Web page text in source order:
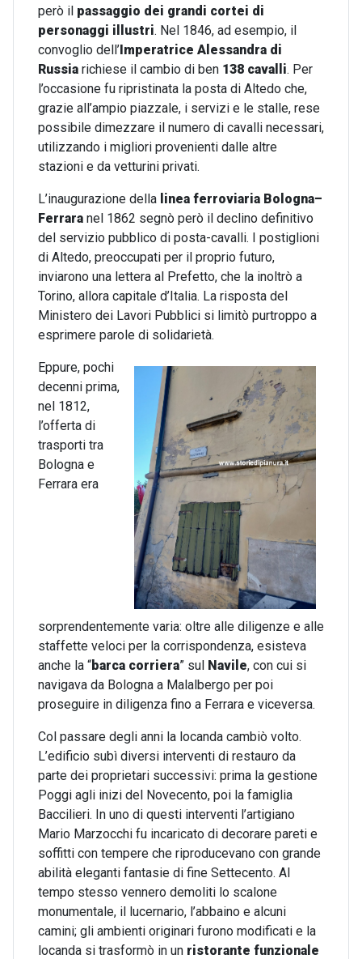
però il passaggio dei grandi cortei di
personaggi illustri. Nel 1846, ad esempio, il
convoglio dell’Imperatrice Alessandra di
Russia richiese il cambio di ben 138 cavalli. Per
l’occasione fu ripristinata la posta di Altedo che,
grazie all’ampio piazzale, i servizi e le stalle, rese
possibile dimezzare il numero di cavalli necessari,
utilizzando i migliori provenienti dalle altre
stazioni e da vetturini privati.
L’inaugurazione della linea ferroviaria Bologna–
Ferrara nel 1862 segnò però il declino definitivo
del servizio pubblico di posta-cavalli. I postiglioni
di Altedo, preoccupati per il proprio futuro,
inviarono una lettera al Prefetto, che la inoltrò a
Torino, allora capitale d’Italia. La risposta del
Ministero dei Lavori Pubblici si limitò purtroppo a
esprimere parole di solidarietà.
Eppure, pochi
decenni prima,
nel 1812,
l’offerta di
trasporti tra
Bologna e
Ferrara era
sorprendentemente varia: oltre alle diligenze e alle
staffette veloci per la corrispondenza, esisteva
anche la “barca corriera” sul Navile, con cui si
navigava da Bologna a Malalbergo per poi
proseguire in diligenza fino a Ferrara e viceversa.
Col passare degli anni la locanda cambiò volto.
L’edificio subì diversi interventi di restauro da
parte dei proprietari successivi: prima la gestione
Poggi agli inizi del Novecento, poi la famiglia
Baccilieri. In uno di questi interventi l’artigiano
Mario Marzocchi fu incaricato di decorare pareti e
soffitti con tempere che riproducevano con grande
abilità eleganti fantasie di fine Settecento. Al
tempo stesso vennero demoliti lo scalone
monumentale, il lucernario, l’abbaino e alcuni
camini; gli ambienti originari furono modificati e la
locanda si trasformò in un ristorante funzionale